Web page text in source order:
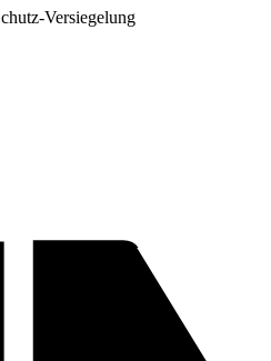
Versiegelung